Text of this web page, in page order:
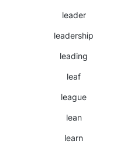
leader
leadership
leading
leaf
league
lean
learn